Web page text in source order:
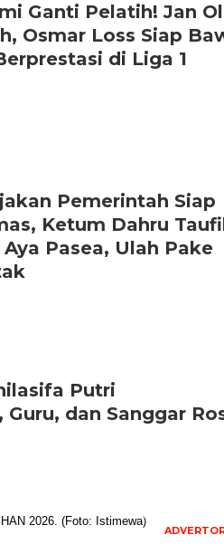
Ganti Pelatih! Jan
Osmar Loss Siap
di Liga 1
Pemerintah Siap
Ketum Dahru
Pasea, Ulah Pake
Putri
dan Sanggar